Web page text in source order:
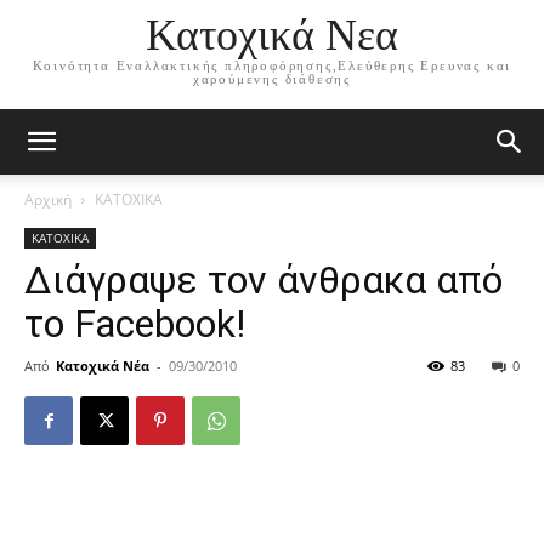
Κατοχικά Νεα
Κοινότητα Εναλλακτικής πληροφόρησης,Ελεύθερης Ερευνας και
χαρούμενης διάθεσης
Αρχική ΚΑΤΟΧΙΚΑ
ΚΑΤΟΧΙΚΑ
Διάγραψε τον άνθρακα από
το Facebook!
Από Κατοχικά Νέα - 09/30/2010 0
83